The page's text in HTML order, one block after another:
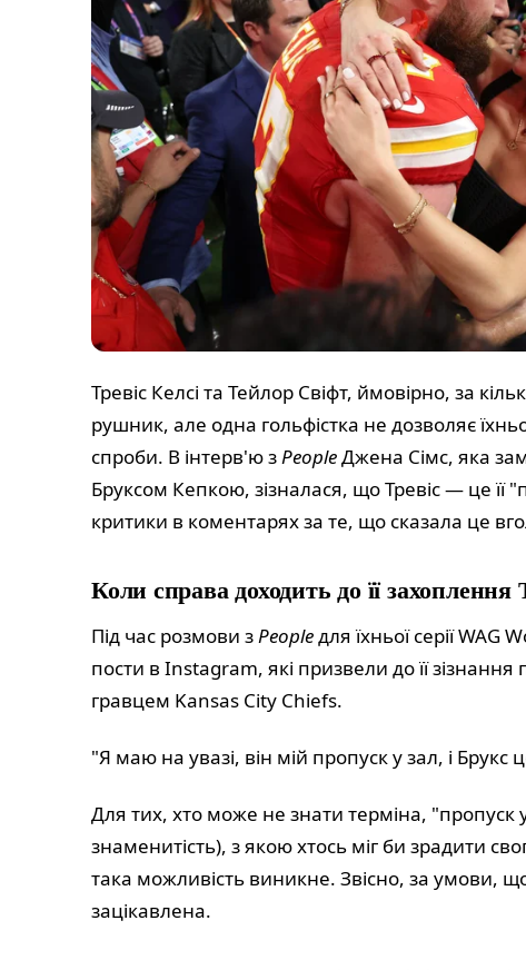
Тревіс Келсі та Тейлор Свіфт, ймовірно, за
рушник, але одна гольфістка не дозволяє
спроби. В інтерв'ю зPeopleДжена Сімс, яка
Бруксом Кепкою, зізналася, що Тревіс — це її
критики в коментарях за те, що сказала це
Коли справа доходить до її
Під час розмови зPeopleдля їхньої серії WAG
пости в Instagram, які призвели до її
гравцем Kansas City Chiefs.
"Я маю на увазі, він мій пропуск у зал, і
Для тих, хто може не знати терміна,
знаменитість), з якою хтось міг би зрадити
така можливість виникне. Звісно, за умови,
зацікавлена.